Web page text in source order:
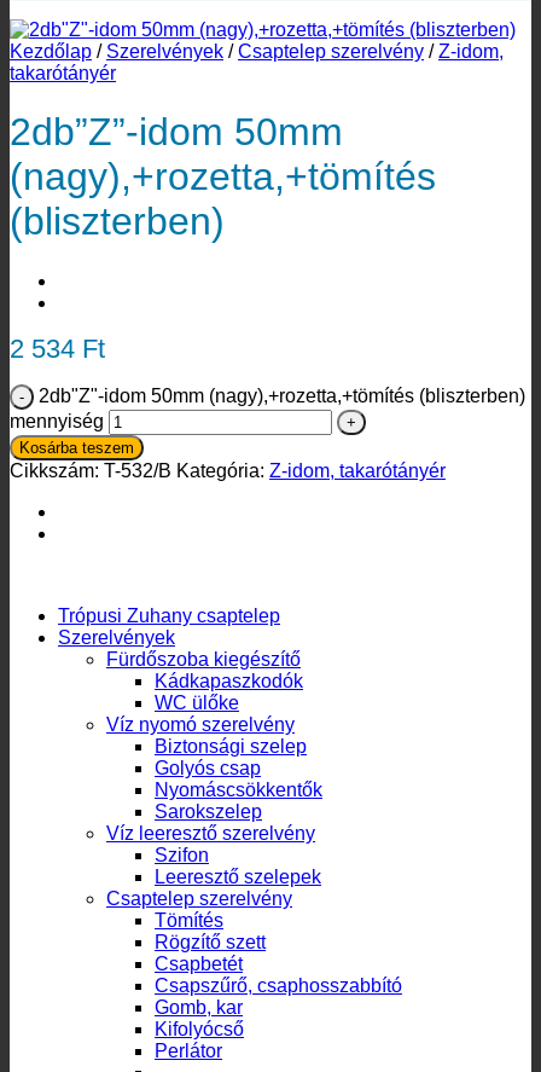
Kezdőlap / Szerelvények / Csaptelep szerelvény / Z-idom,
takarótányér
2db”Z”-idom 50mm
(nagy),+rozetta,+tömítés
(bliszterben)
2 534 Ft
2db"Z"-idom 50mm (nagy),+rozetta,+tömítés (bliszterben)
mennyiség
Kosárba teszem
Cikkszám: T-532/B Kategória: Z-idom, takarótányér
Trópusi Zuhany csaptelep
Szerelvények
Fürdőszoba kiegészítő
Kádkapaszkodók
WC ülőke
Víz nyomó szerelvény
Biztonsági szelep
Golyós csap
Nyomáscsökkentők
Sarokszelep
Víz leeresztő szerelvény
Szifon
Leeresztő szelepek
Csaptelep szerelvény
Tömítés
Rögzítő szett
Csapbetét
Csapszűrő, csaphosszabbító
Gomb, kar
Kifolyócső
Perlátor